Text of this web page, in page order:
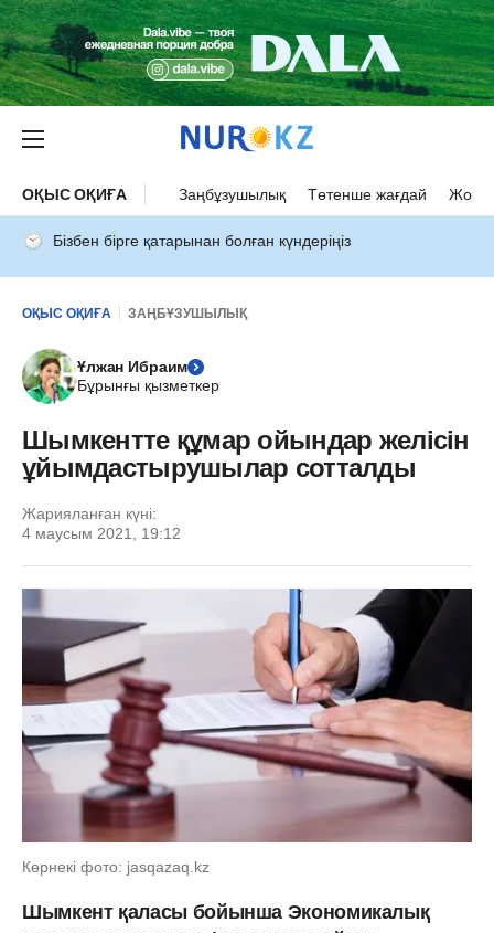
ОҚЫС ОҚИҒА Заңбұзушылық Төтенше жағдай Жол
Бізбен бірге қатарынан болған күндеріңіз
ОҚЫС ОҚИҒА ЗАҢБҰЗУШЫЛЫҚ
Ұлжан Ибраим
Бұрынғы қызметкер
Шымкентте құмар ойындар желісін
ұйымдастырушылар сотталды
Жарияланған күні:
4 маусым 2021, 19:12
Көрнекі фото: jasqazaq.kz
Шымкент қаласы бойынша Экономикалық